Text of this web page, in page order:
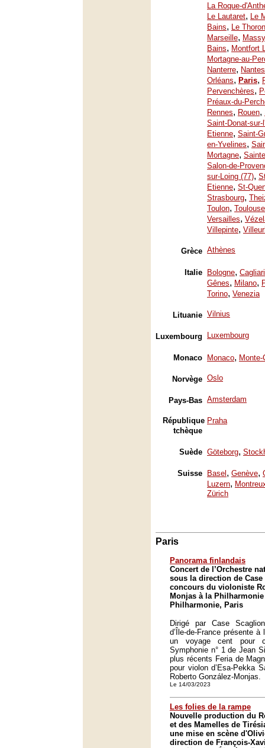
La Roque-
Le Lautaret, Le
Bains, Le
Marseille, Massy
Bains, Montfort
Mortagne-au-
Nanterre, Nantes
Orléans, Paris,
Pervenchères,
Préaux-du-
Rennes, Rouen,
Saint-Donat-sur-
Etienne, Saint-
en-Yvelines,
Mortagne,
Salon-de-
sur-Loing (77),
Etienne, St-
Strasbourg,
Toulon, Toulouse
Versailles,
Villepinte,
Grèce Athènes
Italie Bologne, Cagliari
Gênes, Milano,
Torino, Venezia
Lituanie Vilnius
Luxembourg Luxembourg
Monaco Monaco, Monte-
Norvège Oslo
Pays-Bas Amsterdam
République
tchèque
Praha
Suède Göteborg,
Suisse Basel , Genève,
Luzern,
Zürich
Paris
Panorama finlandais
Concert de l’Orchestre
sous la direction de
concours du violoniste
Monjas à la
Philharmonie, Paris
Dirigé par Case
d’Île-de-France présente
un voyage cent pour
Symphonie n° 1 de Jean
plus récents Feria de
pour violon d’Esa-Pekka
Roberto González-Monjas.
Le 14/03/2023
Les folies de la rampe
Nouvelle production du
et des Mamelles de
une mise en scène
direction de François-